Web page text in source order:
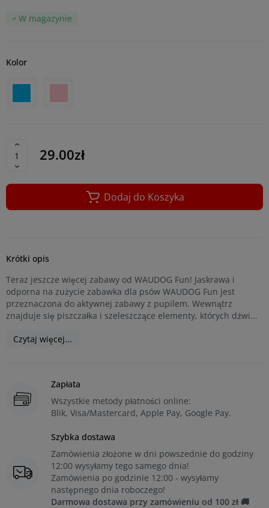
W magazynie
Kolor
29.00zł
Dodaj do Koszyka
Krótki opis
Teraz jeszcze więcej zabawy od WAUDOG Fun! Jaskrawa i
odporna na zużycie zabawka dla psów WAUDOG Fun jest
przeznaczona do aktywnej zabawy z pupilem. Wewnątrz
znajduje się piszczałka i szeleszczące elementy, których dźwi...
Czytaj więcej...
Zapłata
Wszystkie metody płatności online:
Blik, Visa/Mastercard, Apple Pay, Google Pay.
Szybka dostawa
Zamówienia złożone w dni powszednie do godziny
12:00 wysyłamy tego samego dnia!
Zamówienia po godzinie 12:00 - wysyłamy
następnego dnia roboczego!
Darmowa dostawa przy zamówieniu od 100 zł 🚚